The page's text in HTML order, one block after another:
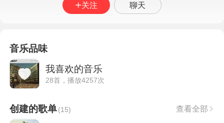
关注 聊天
音乐品味
我喜欢的音乐
28首，播放4257次
创建的歌单(15) 查看全部